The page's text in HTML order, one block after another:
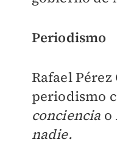
Periodismo
Rafael
periodismo
conciencia o
nadie.